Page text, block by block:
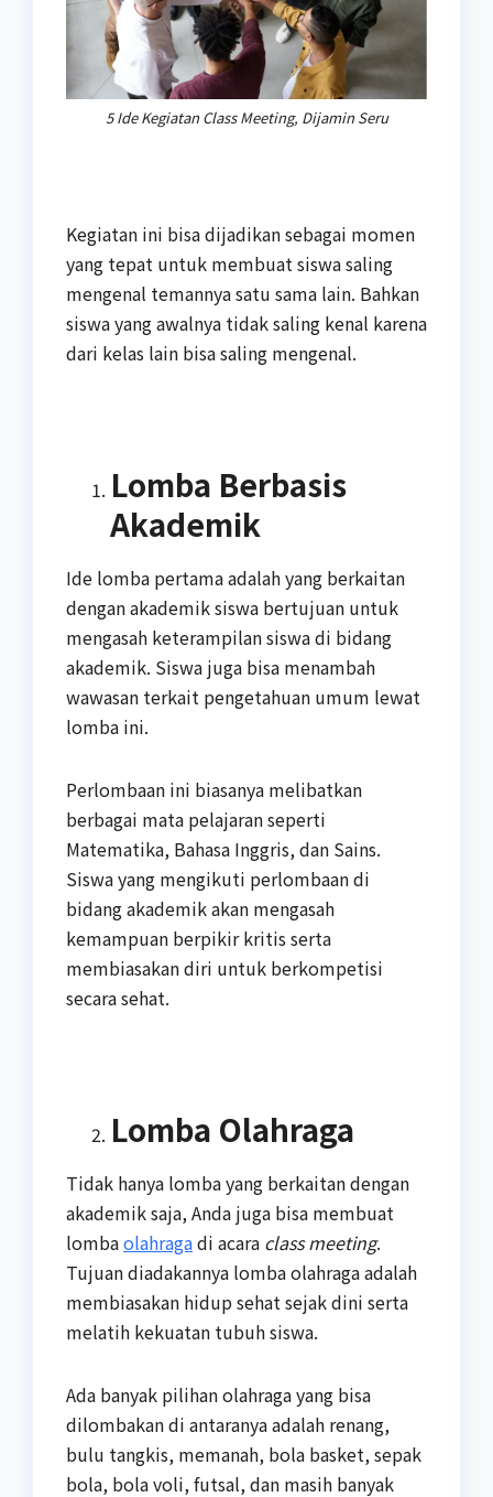
5 Ide Kegiatan Class Meeting, Dijamin Seru
Kegiatan ini bisa dijadikan sebagai momen
yang tepat untuk membuat siswa saling
mengenal temannya satu sama lain. Bahkan
siswa yang awalnya tidak saling kenal karena
dari kelas lain bisa saling mengenal.
Lomba Berbasis
Akademik
Ide lomba pertama adalah yang berkaitan
dengan akademik siswa bertujuan untuk
mengasah keterampilan siswa di bidang
akademik. Siswa juga bisa menambah
wawasan terkait pengetahuan umum lewat
lomba ini.
Perlombaan ini biasanya melibatkan
berbagai mata pelajaran seperti
Matematika, Bahasa Inggris, dan Sains.
Siswa yang mengikuti perlombaan di
bidang akademik akan mengasah
kemampuan berpikir kritis serta
membiasakan diri untuk berkompetisi
secara sehat.
Lomba Olahraga
Tidak hanya lomba yang berkaitan dengan
akademik saja, Anda juga bisa membuat
lombaolahragadi acara class meeting.
Tujuan diadakannya lomba olahraga adalah
membiasakan hidup sehat sejak dini serta
melatih kekuatan tubuh siswa.
Ada banyak pilihan olahraga yang bisa
dilombakan di antaranya adalah renang,
bulu tangkis, memanah, bola basket, sepak
bola, bola voli, futsal, dan masih banyak